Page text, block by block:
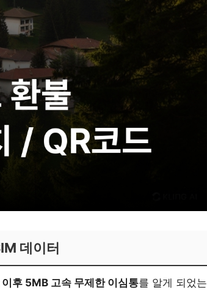
데이터
후 5MB 고속 무제한 이심통를 알게 되었는